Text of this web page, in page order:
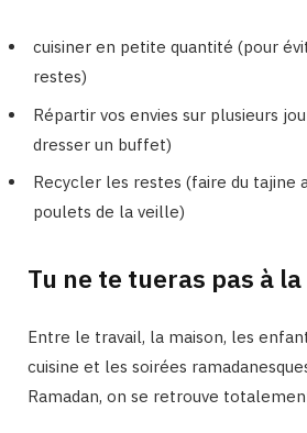
cuisiner en petite quantité (pour
restes)
Répartir vos envies sur plusieurs
dresser un buffet)
Recycler les restes (faire du tajine
poulets de la veille)
Tu ne te tueras pas à
Entre le travail, la maison, les
cuisine et les soirées
Ramadan, on se retrouve